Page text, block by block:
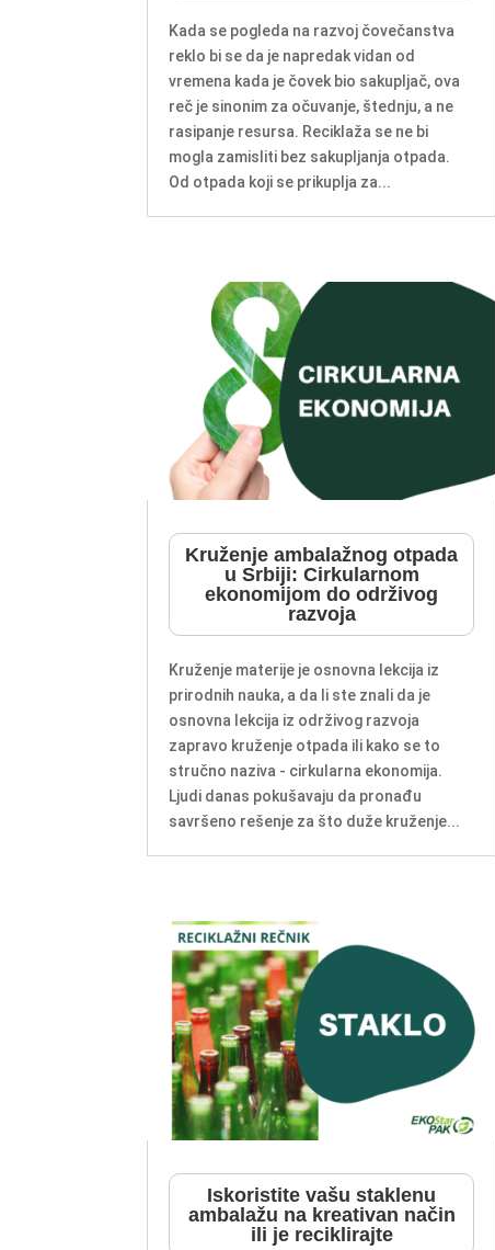
Kada se pogleda na razvoj čovečanstva
reklo bi se da je napredak vidan od
vremena kada je čovek bio sakupljač, ova
reč je sinonim za očuvanje, štednju, a ne
rasipanje resursa. Reciklaža se ne bi
mogla zamisliti bez sakupljanja otpada.
Od otpada koji se prikuplja za...
Kruženje ambalažnog otpada
u Srbiji: Cirkularnom
ekonomijom do održivog
razvoja
Kruženje materije je osnovna lekcija iz
prirodnih nauka, a da li ste znali da je
osnovna lekcija iz održivog razvoja
zapravo kruženje otpada ili kako se to
stručno naziva - cirkularna ekonomija.
Ljudi danas pokušavaju da pronađu
savršeno rešenje za što duže kruženje...
Iskoristite vašu staklenu
ambalažu na kreativan način
ili je reciklirajte